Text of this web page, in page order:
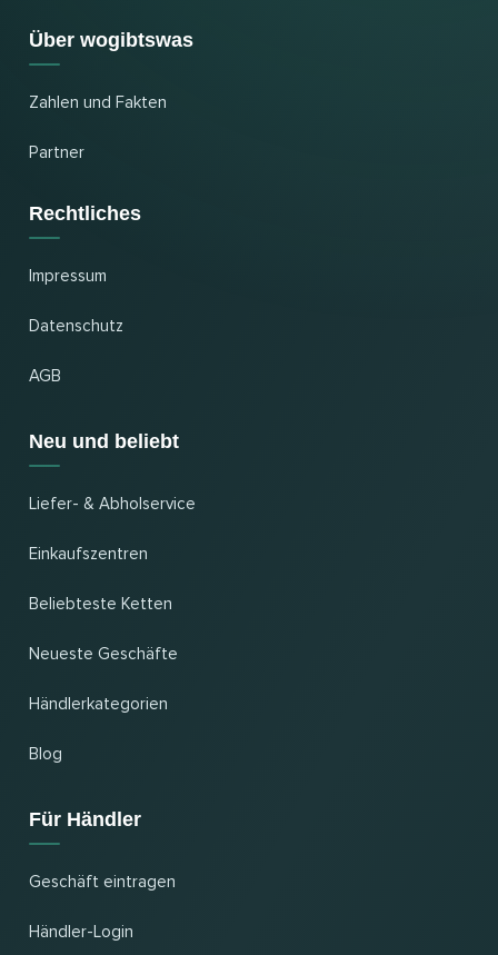
Über wogibtswas
Zahlen und Fakten
Partner
Rechtliches
Impressum
Datenschutz
AGB
Neu und beliebt
Liefer- & Abholservice
Einkaufszentren
Beliebteste Ketten
Neueste Geschäfte
Händlerkategorien
Blog
Für Händler
Geschäft eintragen
Händler-Login